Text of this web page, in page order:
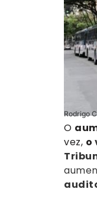
Rodrigo
O
vez, o